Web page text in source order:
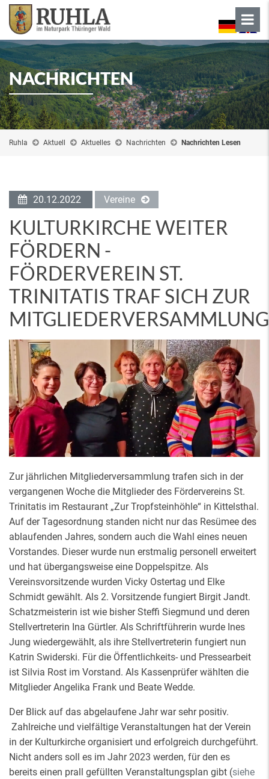
NACHRICHTEN
Ruhla Aktuell Aktuelles Nachrichten Nachrichten Lesen
20.12.2022 Vereine
KULTURKIRCHE WEITER
FÖRDERN -
FÖRDERVEREIN ST.
TRINITATIS TRAF SICH ZUR
MITGLIEDERVERSAMMLUNG
Zur jährlichen Mitgliederversammlung trafen sich in der
vergangenen Woche die Mitglieder des Fördervereins St.
Trinitatis im Restaurant „Zur Tropfsteinhöhle“ in Kittelsthal.
Auf der Tagesordnung standen nicht nur das Resümee des
ablaufenden Jahres, sondern auch die Wahl eines neuen
Vorstandes. Dieser wurde nun erstmalig personell erweitert
und hat übergangsweise eine Doppelspitze. Als
Vereinsvorsitzende wurden Vicky Ostertag und Elke
Schmidt gewählt. Als 2. Vorsitzende fungiert Birgit Jandt.
Schatzmeisterin ist wie bisher Steffi Siegmund und deren
Stellvertreterin Ina Gürtler. Als Schriftführerin wurde Ines
Jung wiedergewählt, als ihre Stellvertreterin fungiert nun
Katrin Swiderski. Für die Öffentlichkeits- und Pressearbeit
ist Silvia Rost im Vorstand. Als Kassenprüfer wählten die
Mitglieder Angelika Frank und Beate Wedde.
Der Blick auf das abgelaufene Jahr war sehr positiv.
Zahlreiche und vielfältige Veranstaltungen hat der Verein
in der Kulturkirche organisiert und erfolgreich durchgeführt.
Nicht anders soll es im Jahr 2023 werden, für den es
bereits einen prall gefüllten Veranstaltungsplan gibt (siehe